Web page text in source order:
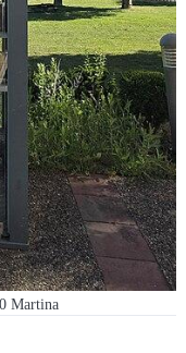
Martina